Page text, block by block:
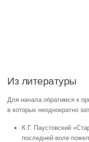
Из литературы
Для начала обратимся к
в которых неоднократно
К.Г. Паустовский
последней воле